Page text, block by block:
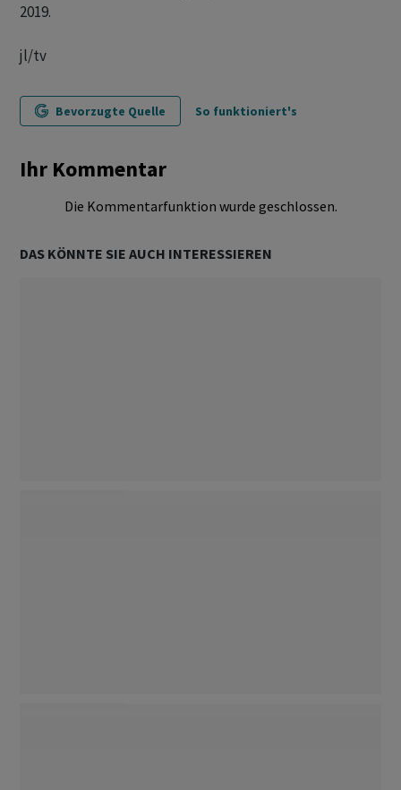
2019.
jl/tv
Bevorzugte Quelle So funktioniert's
Ihr Kommentar
Die Kommentarfunktion wurde geschlossen.
DAS KÖNNTE SIE AUCH INTERESSIEREN